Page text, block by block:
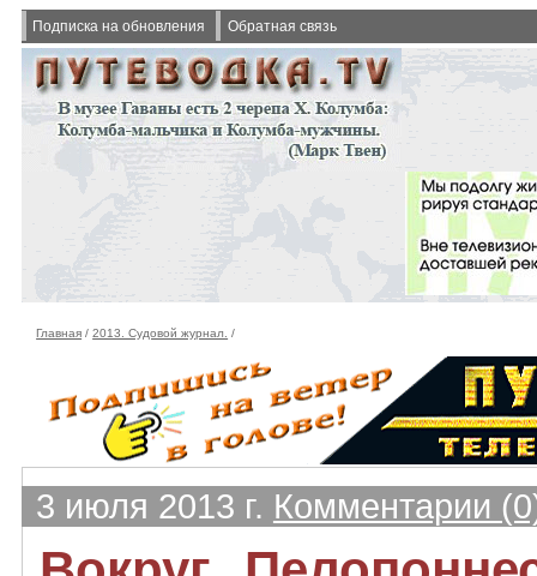
Подписка на обновления Обратная связь
Главная /2013. Судовой журнал. /
3 июля 2013 г. Комментарии